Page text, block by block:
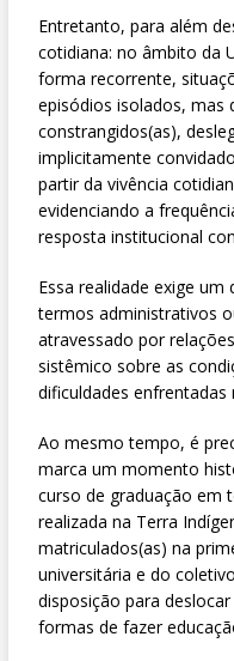
Entretanto, para além
cotidiana: no âmbito da
forma recorrente,
episódios isolados, mas
constrangidos(as),
implicitamente
partir da vivência
evidenciando a
resposta institucional
Essa realidade exige
termos administrativos
atravessado por
sistêmico sobre as
dificuldades
Ao mesmo tempo, é
marca um momento
curso de graduação em
realizada na Terra
matriculados(as) na
universitária e do
disposição para
formas de fazer